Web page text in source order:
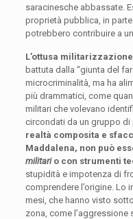
saracinesche abbassate.
proprietà pubblica, in
potrebbero contribuire a
L’ottusa
battuta dalla “giunta del
microcriminalità, ma ha
più drammatici, come
militari che volevano
circondati da un gruppo di
realtà composita e
Maddalena, non può
militario con strumenti
stupidità e impotenza di
comprendere l’origine. Lo
mesi, che hanno visto
zona, come l’aggressione